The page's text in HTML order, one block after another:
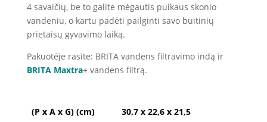
4 savaičių, be to galite mėgautis puikaus skonio
vandeniu, o kartu padėti pailginti savo buitinių
prietaisų gyvavimo laiką.
Pakuotėje rasite: BRITA vandens filtravimo indą ir
BRITA Maxtra+ vandens filtrą.
(P x A x G) (cm) 30,7 x 22,6 x 21,5